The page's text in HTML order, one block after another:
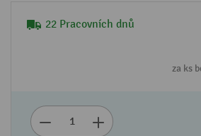
22 Pracovních dnů
za ks